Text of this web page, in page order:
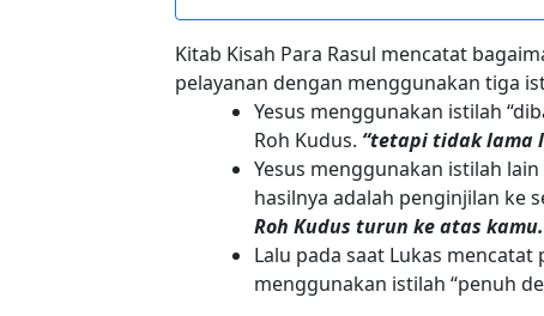
Kitab Kisah Para Rasul mencatat
pelayanan dengan menggunakan tiga
Yesus menggunakan istilah
Roh Kudus. “tetapi tidak lama
Yesus menggunakan istilah
hasilnya adalah penginjilan ke
Roh Kudus turun ke atas
Lalu pada saat Lukas
menggunakan istilah “penuh